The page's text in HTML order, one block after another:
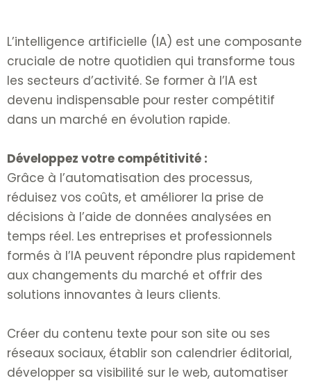
L’intelligence artificielle (IA) est une composante
cruciale de notre quotidien qui transforme tous
les secteurs d’activité. Se former à l’IA est
devenu indispensable pour rester compétitif
dans un marché en évolution rapide.
Développez votre compétitivité :
Grâce à l’automatisation des processus,
réduisez vos coûts, et améliorer la prise de
décisions à l’aide de données analysées en
temps réel. Les entreprises et professionnels
formés à l’IA peuvent répondre plus rapidement
aux changements du marché et offrir des
solutions innovantes à leurs clients.
Créer du contenu texte pour son site ou ses
réseaux sociaux, établir son calendrier éditorial,
développer sa visibilité sur le web, automatiser